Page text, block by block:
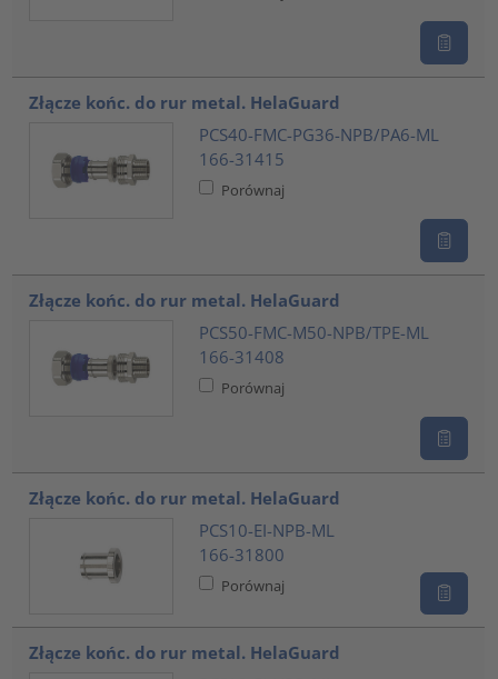
Złącze końc. do rur metal. HelaGuard
PCS40-FMC-PG36-NPB/PA6-ML
166-31415
Porównaj
Złącze końc. do rur metal. HelaGuard
PCS50-FMC-M50-NPB/TPE-ML
166-31408
Porównaj
Złącze końc. do rur metal. HelaGuard
PCS10-EI-NPB-ML
166-31800
Porównaj
Złącze końc. do rur metal. HelaGuard